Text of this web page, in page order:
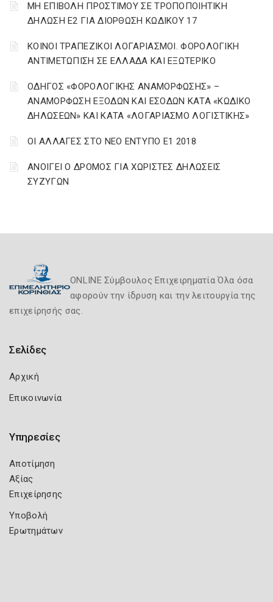
ΜΗ ΕΠΙΒΟΛΗ ΠΡΟΣΤΙΜΟΥ ΣΕ ΤΡΟΠΟΠΟΙΗΤΙΚΗ
ΔΗΛΩΣΗ Ε2 ΓΙΑ ΔΙΟΡΘΩΣΗ ΚΩΔΙΚΟΥ 17
ΚΟΙΝΟΙ ΤΡΑΠΕΖΙΚΟΙ ΛΟΓΑΡΙΑΣΜΟΙ. ΦΟΡΟΛΟΓΙΚΗ
ΑΝΤΙΜΕΤΩΠΙΣΗ ΣΕ ΕΛΛΑΔΑ ΚΑΙ ΕΞΩΤΕΡΙΚΟ
ΟΔΗΓΟΣ «ΦΟΡΟΛΟΓΙΚΗΣ ΑΝΑΜΟΡΦΩΣΗΣ» –
ΑΝΑΜΟΡΦΩΣΗ ΕΞΟΔΩΝ ΚΑΙ ΕΣΟΔΩΝ ΚΑΤΑ «ΚΩΔΙΚΟ
ΔΗΛΩΣΕΩΝ» ΚΑΙ ΚΑΤΑ «ΛΟΓΑΡΙΑΣΜΟ ΛΟΓΙΣΤΙΚΗΣ»
ΟΙ ΑΛΛΑΓΕΣ ΣΤΟ ΝΕΟ ΕΝΤΥΠΟ Ε1 2018
ΑΝΟΙΓΕΙ Ο ΔΡΟΜΟΣ ΓΙΑ ΧΩΡΙΣΤΕΣ ΔΗΛΩΣΕΙΣ
ΣΥΖΥΓΩΝ
ONLINE Σύμβουλος Επιχειρηματία Όλα όσα
αφορούν την ίδρυση και την λειτουργία της
επιχείρησής σας.
Σελίδες
Αρχική
Επικοινωνία
Υπηρεσίες
Αποτίμηση
Αξίας
Επιχείρησης
Υποβολή
Ερωτημάτων